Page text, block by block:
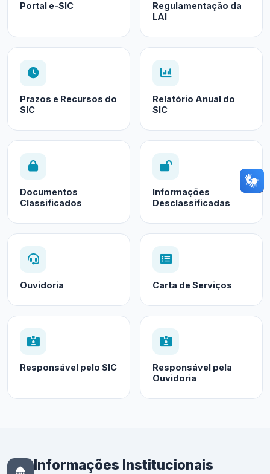
Portal e-SIC
Regulamentação da
LAI
Prazos e Recursos do
SIC
Relatório Anual do
SIC
Documentos
Classificados
Informações
Desclassificadas
Ouvidoria Carta de Serviços
Responsável pelo SIC
Responsável pela
Ouvidoria
Informações Institucionais